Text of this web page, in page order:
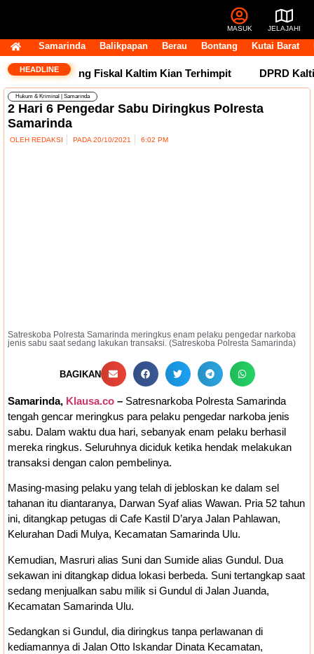
MASUK JELAJAHI
Samarinda Balikpapan Berau Bontang Kutai Barat
HEADLINERuang Fiskal Kaltim Kian Terhimpit DPRD
Hukum & Kriminal Samarinda
2 Hari 6 Pengedar Sabu Diringkus Polresta
Samarinda
OLEH REDAKSI PADA 20/10/2021 6:02 PM
Satreskoba Polresta Samarinda meringkus enam pelaku pengedar narkoba
jenis sabu saat sedang lakukan transaksi. (Satreskoba Polresta Samarinda)
BAGIKAN
Samarinda, Klausa.co – Satresnarkoba Polresta Samarinda
tengah gencar meringkus para pelaku pengedar narkoba jenis
sabu. Dalam waktu dua hari, sebanyak enam pelaku berhasil
mereka ringkus. Seluruhnya diciduk ketika hendak melakukan
transaksi dengan calon pembelinya.
Masing-masing pelaku yang telah di jebloskan ke dalam sel
tahanan itu diantaranya, Darwan Syaf alias Wawan. Pria 52 tahun
ini, ditangkap petugas di Cafe Kastil D’arya Jalan Pahlawan,
Kelurahan Dadi Mulya, Kecamatan Samarinda Ulu.
Kemudian, Masruri alias Suni dan Sumide alias Gundul. Dua
sekawan ini ditangkap didua lokasi berbeda. Suni tertangkap saat
sedang menjualkan sabu milik si Gundul di Jalan Juanda,
Kecamatan Samarinda Ulu.
Sedangkan si Gundul, dia diringkus tanpa perlawanan di
kediamannya di Jalan Otto Iskandar Dinata Kecamatan,